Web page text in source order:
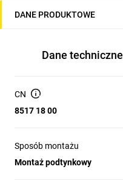
DANE PRODUKTOWE
Dane techniczne
CN
8517 18 00
Sposób montażu
Montaż podtynkowy